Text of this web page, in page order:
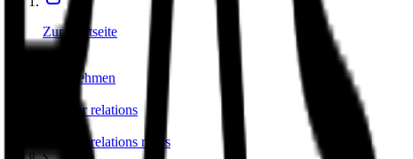
Zur Startseite
unternehmen
investor relations
investor relations news